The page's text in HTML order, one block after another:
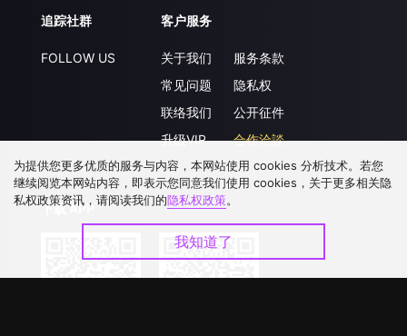
追踪社群
FOLLOW US
客户服务
关于我们
常见问题
联络我们
升级VIP
服务条款
隐私权
公开征件
合作洽談
下载 APP
为提供您更多优质的服务与内容，本网站使用 cookies 分析技术。若您
继续阅览本网站内容，即表示您同意我们使用 cookies，关于更多相关隐
私权政策资讯，请阅读我们的隐私权政策。
我知道了